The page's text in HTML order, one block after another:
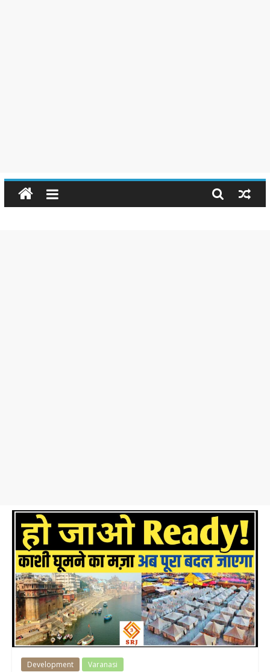
Development Varanasi